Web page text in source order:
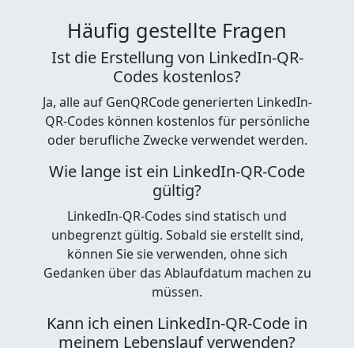
Häufig gestellte Fragen
Ist die Erstellung von LinkedIn-QR-
Codes kostenlos?
Ja, alle auf GenQRCode generierten LinkedIn-
QR-Codes können kostenlos für persönliche
oder berufliche Zwecke verwendet werden.
Wie lange ist ein LinkedIn-QR-Code
gültig?
LinkedIn-QR-Codes sind statisch und
unbegrenzt gültig. Sobald sie erstellt sind,
können Sie sie verwenden, ohne sich
Gedanken über das Ablaufdatum machen zu
müssen.
Kann ich einen LinkedIn-QR-Code in
meinem Lebenslauf verwenden?